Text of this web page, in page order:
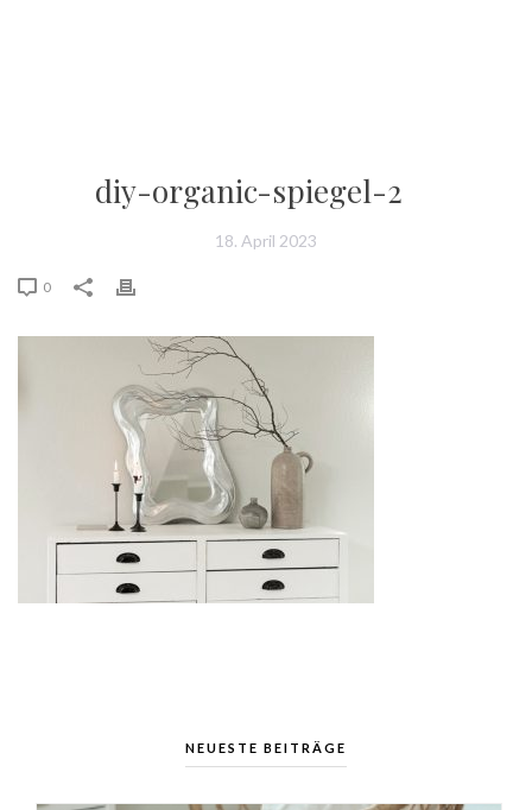
diy-organic-spiegel-2
18. April 2023
0
NEUESTE BEITRÄGE